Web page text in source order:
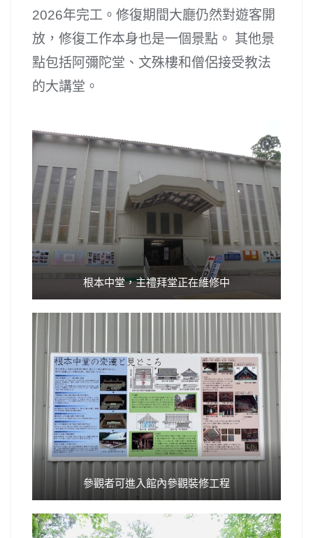
2026年完工。修復期間大廳仍然對遊客開
放，修復工作本身也是一個景點。 其他景
點包括阿彌陀堂、文殊樓和僧侶接受教法
的大講堂。
根本中堂，主禮拜堂正在維修中
參觀者可進入館內參觀裝修工程